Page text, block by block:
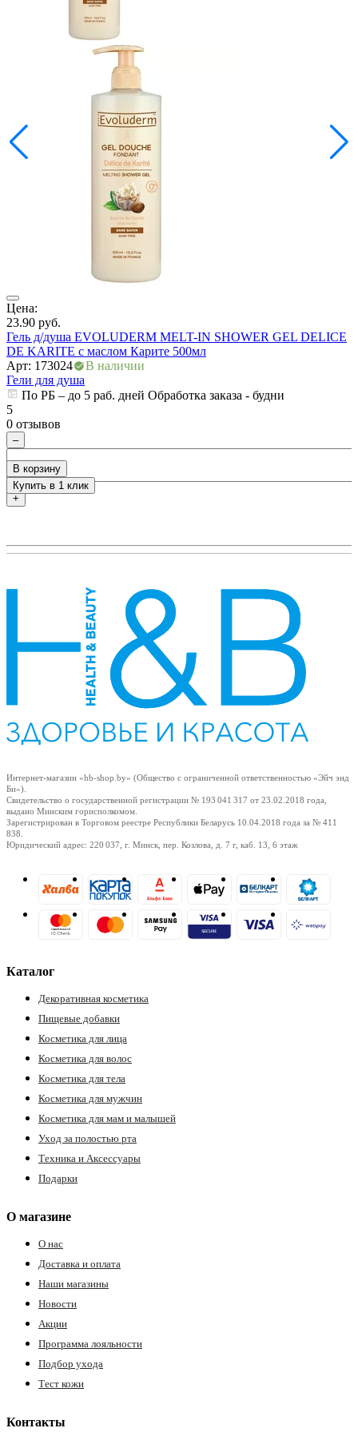
Цена:
23.90 руб.
Гель д/душа EVOLUDERM MELT-IN SHOWER GEL DELICE
DE KARITE с маслом Карите 500мл
Арт: 173024
В наличии
Гели для душа
По РБ – до 5 раб. дней Обработка заказа - будни
5
0 отзывов
–
+
В корзину
Купить в 1 клик
Интернет-магазин «hb-shop.by» (Общество с ограниченной ответственностью «Эйч энд
Би»).
Свидетельство о государственной регистрации № 193 041 317 от 23.02.2018 года,
выдано Минским горисполкомом.
Зарегистрирован в Торговом реестре Республики Беларусь 10.04.2018 года за № 411
838.
Юридический адрес: 220 037, г. Минск, пер. Козлова, д. 7 г, каб. 13, 6 этаж
Каталог
Декоративная косметика
Пищевые добавки
Косметика для лица
Косметика для волос
Косметика для тела
Косметика для мужчин
Косметика для мам и малышей
Уход за полостью рта
Техника и Аксессуары
Подарки
О магазине
О нас
Доставка и оплата
Наши магазины
Новости
Акции
Программа лояльности
Подбор ухода
Тест кожи
Контакты